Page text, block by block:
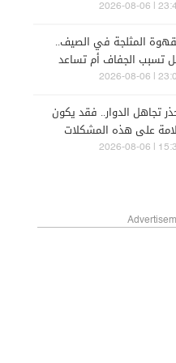
تنشيط نفسه.. دراسة23:48 |
المثلجة في الصيف..
تسبب الجفاف أم تساعد
الترطيب؟23:00 |
تجاهل الدوار.. فقد يكون
على هذه المشكلات
15:36 |